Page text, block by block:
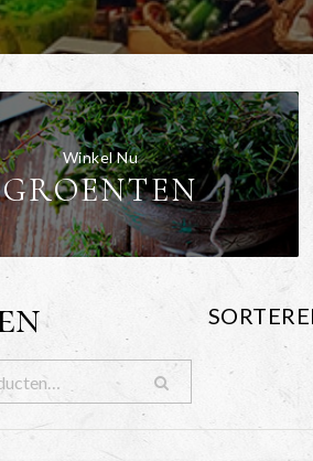
Winkel Nu
GROENTEN